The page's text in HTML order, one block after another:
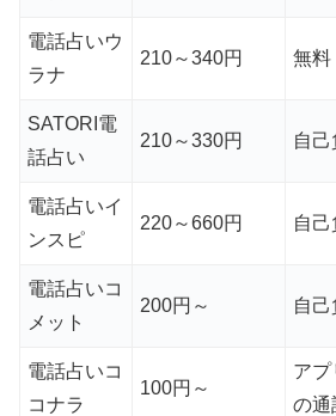
電話占いウ
ラナ
210～340円 無料
SATORI電
話占い
210～330円 自己
電話占いイ
ンスピ
220～660円 自己
電話占いコ
メット
200円～ 自己
電話占いコ
コナラ
100円～
アプ
の通